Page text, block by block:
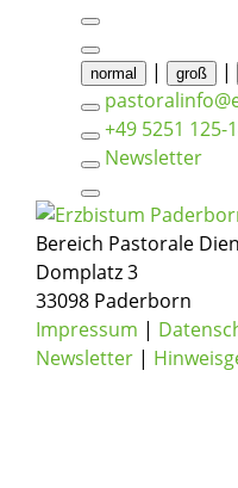
normal | groß |
+49 5251 125-
Newsletter
Bereich Pastorale
Domplatz 3
33098 Paderborn
Impressum |
Newsletter |